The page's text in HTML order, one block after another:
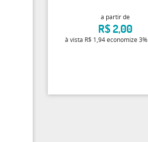
a partir de
R$ 2,00
à vista R$ 1,94economize3%